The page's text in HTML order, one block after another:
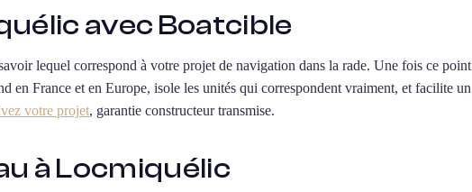
avec Boatcible
lequel correspond à votre projet de navigation dans la rade. Une fois ce point
en France et en Europe, isole les unités qui correspondent vraiment, et facilite un
votre projet, garantie constructeur transmise.
à Locmiquélic